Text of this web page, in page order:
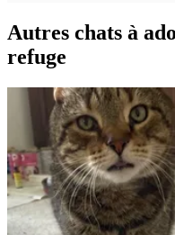
Autres chats à
refuge